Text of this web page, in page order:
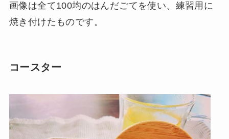
画像は全て100均のはんだごてを使い、練習用に
焼き付けたものです。
コースター